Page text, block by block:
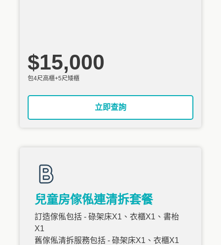
$15,000
包4尺高櫃+5尺矮櫃
立即查詢
兒童房傢俬連清拆套餐
訂造傢俬包括 - 碌架床X1、衣櫃X1、書枱
X1
舊傢俬清拆服務包括 - 碌架床X1、衣櫃X1